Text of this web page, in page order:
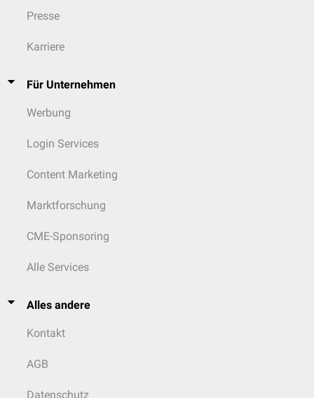
Presse
Karriere
Für Unternehmen
Werbung
Login Services
Content Marketing
Marktforschung
CME-Sponsoring
Alle Services
Alles andere
Kontakt
AGB
Datenschutz